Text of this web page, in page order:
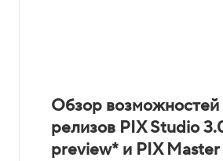
Обзор
релизов PIX Studio
preview* и PIX